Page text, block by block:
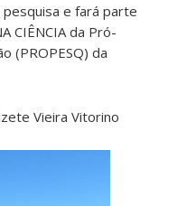
e fará parte
CIÊNCIA da Pró-
(PROPESQ) da
Vieira Vitorino